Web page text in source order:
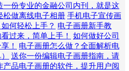
一份专业的金融公司内刊，就是这
松做离线电子相册 手机电子宣传画
何轻松上手？ 电子画册新手教
过来，简单上手！
如何做好公司
！
电子画册怎么做？全面解析电
送你一份编辑电子画册指南，请
产品电子画册的软件，提升用户阅